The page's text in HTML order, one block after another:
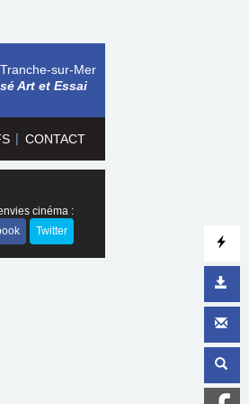
| CONTACT
sur-Mer
Art et Essai
cinéma :
Twitter